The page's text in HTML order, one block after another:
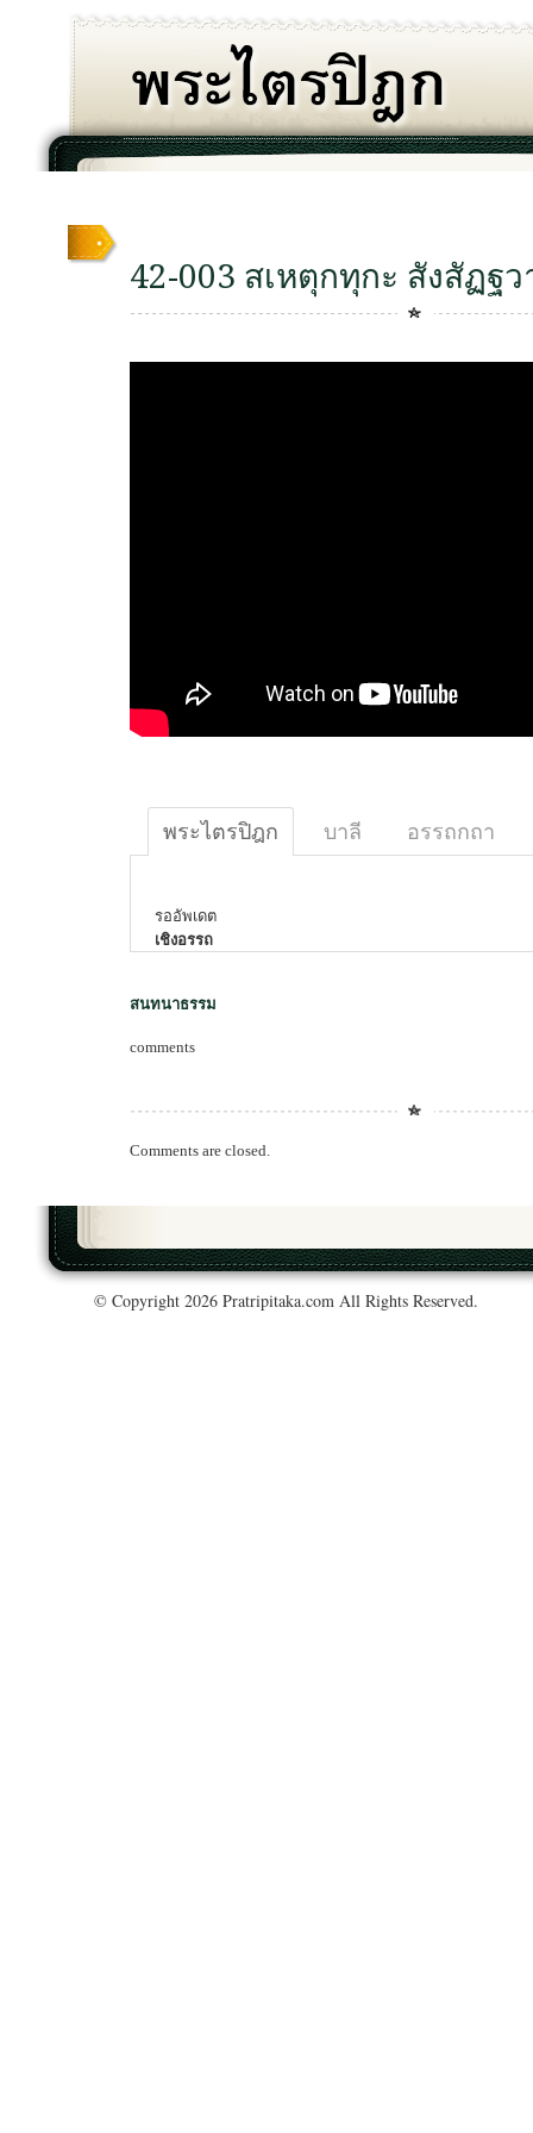
42-003 สเหตุกทุกะ สังสัฏฐ
พระไตรปิฎก บาลี อรรถกถา
รออัพเดต
เชิงอรรถ
สนทนาธรรม
comments
Comments are closed.
© Copyright 2026 Pratripitaka.com All Rights Reserved.